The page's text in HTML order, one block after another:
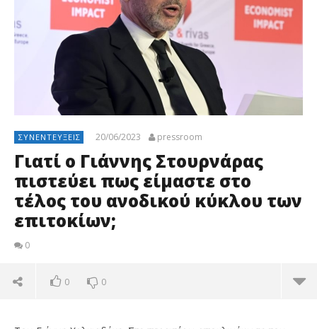
ΣΥΝΕΝΤΕΎΞΕΙΣ 20/06/2023 pressroom
Γιατί ο Γιάννης Στουρνάρας
πιστεύει πως είμαστε στο
τέλος του ανοδικού κύκλου των
επιτοκίων;
0
0 0